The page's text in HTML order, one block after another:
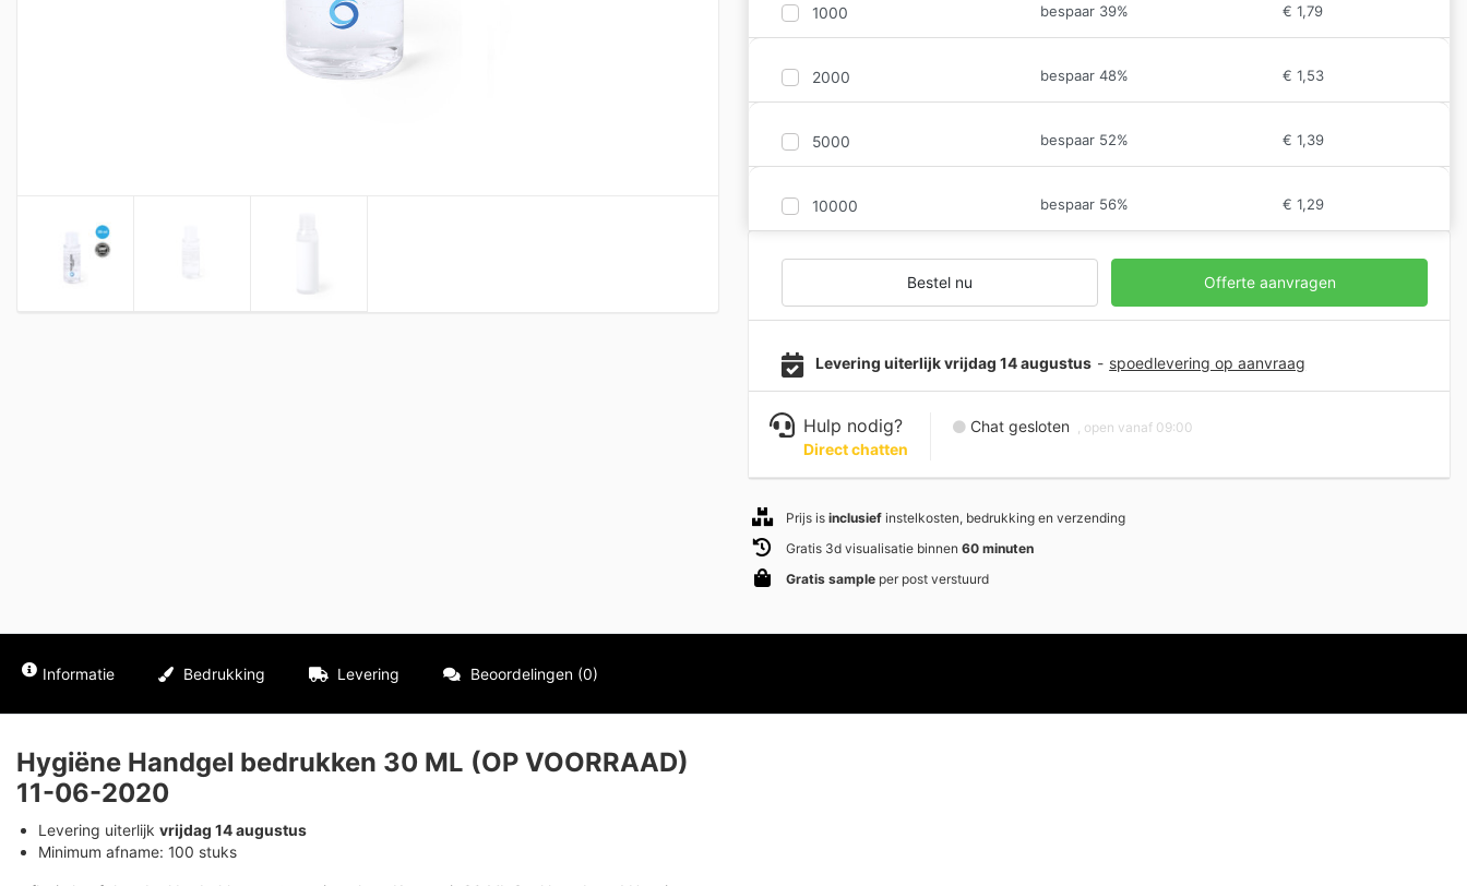
1000 bespaar 39% € 1,79
2000 bespaar 48% € 1,53
5000 bespaar 52% € 1,39
10000 bespaar 56% € 1,29
Bestel nu Offerte aanvragen
Levering uiterlijk vrijdag 14 augustus - spoedlevering op aanvraag
Hulp nodig?
Direct chatten
Chat gesloten , open vanaf 09:00
Prijs isinclusief instelkosten, bedrukking en verzending
Gratis 3d visualisatie binnen60 minuten
Gratis sample per post verstuurd
Informatie Bedrukking Levering Beoordelingen (0)
Hygiëne Handgel bedrukken 30 ML (OP VOORRAAD)
11-06-2020
Levering uiterlijk vrijdag 14 augustus
Minimum afname: 100 stuks